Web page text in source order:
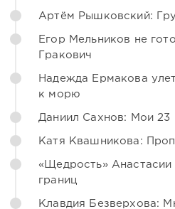
Артём Рышковский:
Егор Мельников не
Гракович
Надежда Ермакова
к морю
Даниил Сахнов: Мои 23
Катя Квашникова:
«Щедрость»
границ
Клавдия Безверхова: